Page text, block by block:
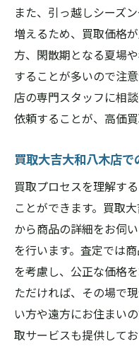
買取大吉大和
テムの利用方
御所市での買
備
買取大吉大和
約
その対策
御所市で買取を考
で最高の体験を
買取大吉大和
御所市での
買取大吉大和
御所市で買取
また、引っ越しシーズ
増えるため、買取価格
方、閑散期となる夏場
することが多いので注
店の専門スタッフに相
依頼することが、高価
買取大吉大和八木店
買取プロセスを理解す
ことができます。買取
から商品の詳細をお伺
を行います。査定では
を考慮し、公正な価格
ただければ、その場で
い方や遠方にお住まい
取サービスも提供して